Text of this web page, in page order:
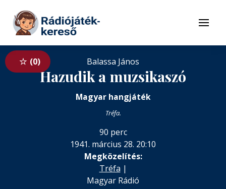
Tovább a tartalomhoz
Menü
0 Balassa János
Hazudik a muzsikaszó
Magyar hangjáték
Tréfa.
90 perc
1941. március 28. 20:10
Megközelítés:
Tréfa |
Magyar Rádió